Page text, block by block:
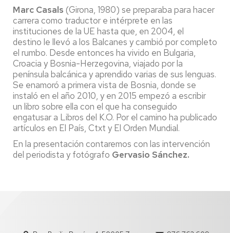
Marc Casals (Girona, 1980) se preparaba para hacer
carrera como traductor e intérprete en las
instituciones de la UE hasta que, en 2004, el
destino le llevó a los Balcanes y cambió por completo
el rumbo. Desde entonces ha vivido en Bulgaria,
Croacia y Bosnia-Herzegovina, viajado por la
península balcánica y aprendido varias de sus lenguas.
Se enamoró a primera vista de Bosnia, donde se
instaló en el año 2010, y en 2015 empezó a escribir
un libro sobre ella con el que ha conseguido
engatusar a Libros del K.O. Por el camino ha publicado
artículos en El País, Ctxt y El Orden Mundial.
En la presentación contaremos con las intervención
del periodista y fotógrafo Gervasio Sánchez.